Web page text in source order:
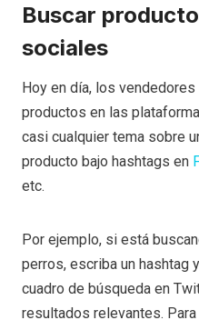
Buscar
sociales
Hoy en día, los
productos en las
casi cualquier tema sobre
producto bajo hashtags en
etc.
Por ejemplo, si está
perros, escriba un hashtag
cuadro de búsqueda en
resultados relevantes.